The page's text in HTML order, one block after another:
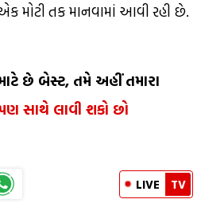
મોટી તક માનવામાં આવી રહી છે.
છે બેસ્ટ, તમે અહીં તમારા
સાથે લાવી શકો છો
LIVE TV